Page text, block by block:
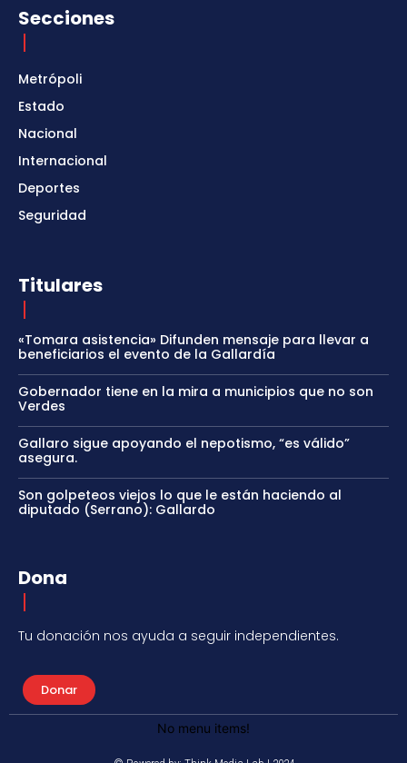
Secciones
Metrópoli
Estado
Nacional
Internacional
Deportes
Seguridad
Titulares
«Tomara asistencia» Difunden mensaje para llevar a
beneficiarios el evento de la Gallardía
Gobernador tiene en la mira a municipios que no son
Verdes
Gallaro sigue apoyando el nepotismo, “es válido”
asegura.
Son golpeteos viejos lo que le están haciendo al
diputado (Serrano): Gallardo
Dona
Tu donación nos ayuda a seguir independientes.
Donar
No menu items!